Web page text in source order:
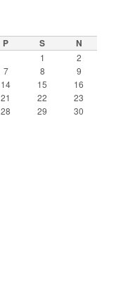
P S N
1
2
7 8
9
14 15
16
21 22
23
28 29
30